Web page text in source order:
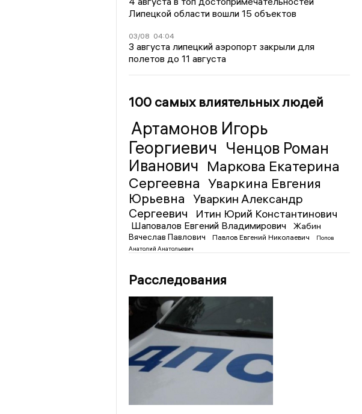
Липецкой области вошли 15 объектов
03/08 04:04
3 августа липецкий аэропорт закрыли для
полетов до 11 августа
100 самых влиятельных людей
Артамонов Игорь
Георгиевич Ченцов Роман
Иванович Маркова Екатерина
Сергеевна Уваркина Евгения
Юрьевна
Уваркин Александр
Сергеевич
Итин Юрий Константинович
Шаповалов Евгений Владимирович
Жабин
Вячеслав Павлович
Павлов Евгений Николаевич
Попов
Анатолий Анатольевич
Расследования